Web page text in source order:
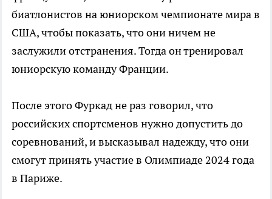
биатлонистов на юниорском чемпионате мира в
США, чтобы показать, что они ничем не
заслужили отстранения. Тогда он тренировал
юниорскую команду Франции.
После этого Фуркад не раз говорил, что
российских спортсменов нужно допустить до
соревнований, и высказывал надежду, что они
смогут принять участие в Олимпиаде 2024 года
в Париже.